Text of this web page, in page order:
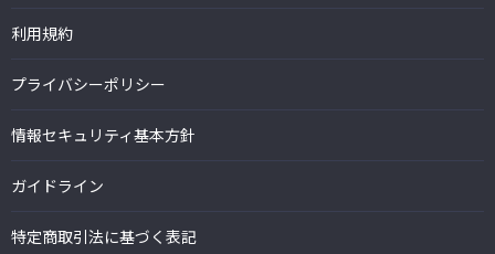
利用規約
プライバシーポリシー
情報セキュリティ基本方針
ガイドライン
特定商取引法に基づく表記